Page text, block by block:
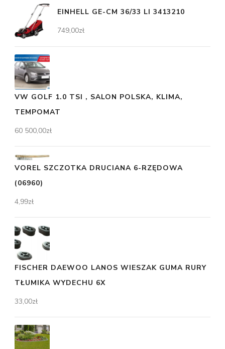
EINHELL GE-CM 36/33 LI 3413210
749,00zł
VW GOLF 1.0 TSI , SALON POLSKA, KLIMA,
TEMPOMAT
60 500,00zł
VOREL SZCZOTKA DRUCIANA 6-RZĘDOWA
(06960)
4,99zł
FISCHER DAEWOO LANOS WIESZAK GUMA RURY
TŁUMIKA WYDECHU 6X
33,00zł